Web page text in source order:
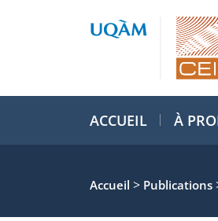
ACCUEIL À
Accueil > Publications